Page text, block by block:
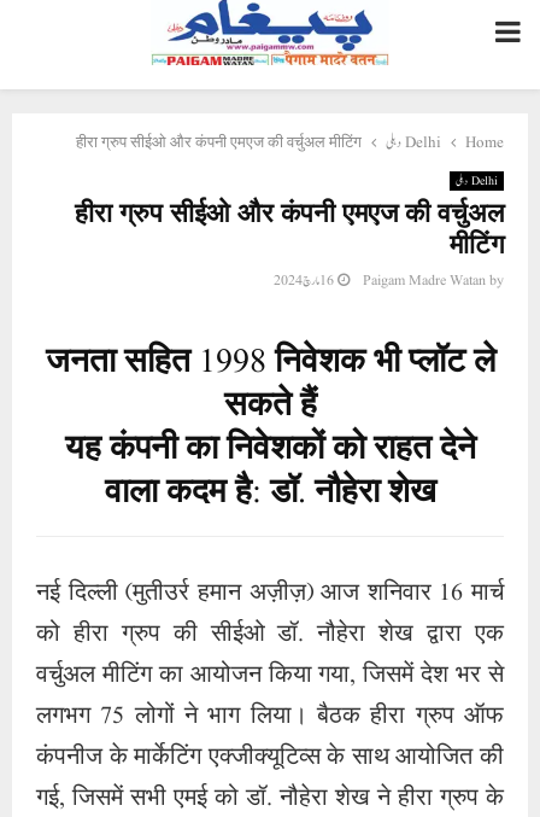
PRIMARY
MENU
Home Delhi دہلی हीरा ग्रुप सीईओ और कंपनी एमएज की वर्चुअल मीटिंग
Delhi دہلی
हीरा ग्रुप सीईओ और कंपनी एमएज की वर्चुअल
मीटिंग
by
Paigam Madre Watan 16 مارچ 2024
जनता सहित 1998 निवेशक भी प्लॉट ले
सकते हैं
यह कंपनी का निवेशकों को राहत देने
वाला कदम है: डॉ. नौहेरा शेख
नई दिल्ली (मुतीउर्र हमान अज़ीज़) आज शनिवार 16 मार्च
को हीरा ग्रुप की सीईओ डॉ. नौहेरा शेख द्वारा एक
वर्चुअल मीटिंग का आयोजन किया गया, जिसमें देश भर से
लगभग 75 लोगों ने भाग लिया। बैठक हीरा ग्रुप ऑफ
कंपनीज के मार्केटिंग एक्जीक्यूटिव्स के साथ आयोजित की
गई, जिसमें सभी एमई को डॉ. नौहेरा शेख ने हीरा ग्रुप के